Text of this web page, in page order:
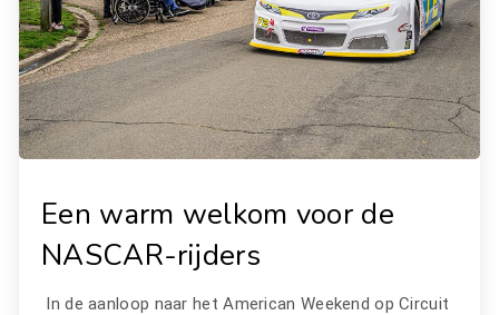
Een warm welkom voor de
NASCAR-rijders
In de aanloop naar het American Weekend op Circuit